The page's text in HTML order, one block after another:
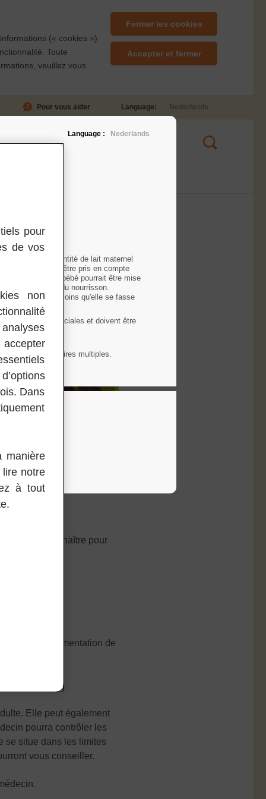
(« cookies »)
Toute
veuillez vous
Fermer les cookies
Accepter et fermer
Language : Nederlands
et la quantité de lait maternel
doivent être pris en compte
santé de votre bébé pourrait être mise
l'alimentation du nourrisson.
à moins qu'elle se fasse
médicales spéciales et doivent être
alimentaires multiples.
Pour vous aider Language: Nederlands
et APLV
ne contiennent pas de
bon de connaître pour
vous de l'alimentation de
Elle peut également
pourra contrôler les
se situe dans les limites
vous conseiller.
pour
de vos
non
Dans
manière
notre
à tout